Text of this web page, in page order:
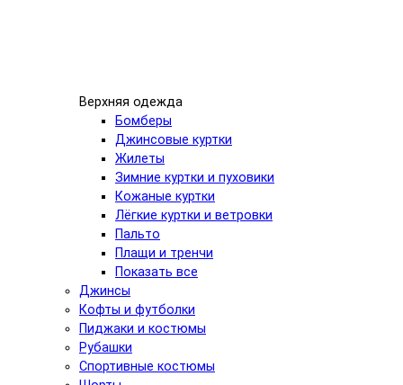
Верхняя одежда
Бомберы
Джинсовые куртки
Жилеты
Зимние куртки и пуховики
Кожаные куртки
Лёгкие куртки и ветровки
Пальто
Плащи и тренчи
Показать все
Джинсы
Кофты и футболки
Пиджаки и костюмы
Рубашки
Спортивные костюмы